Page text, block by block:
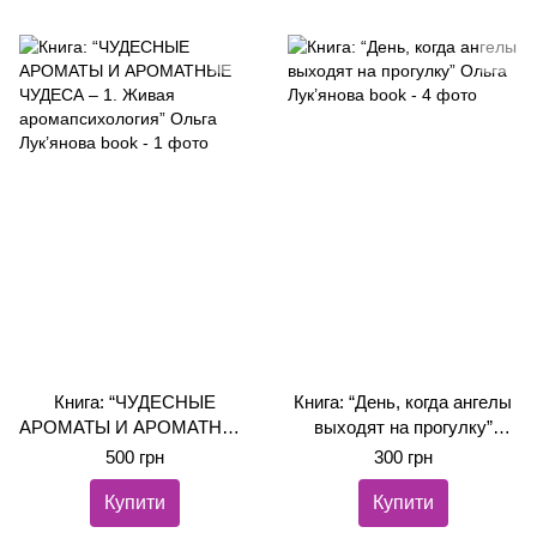
Книга: “ЧУДЕСНЫЕ
АРОМАТЫ И АРОМАТНЫЕ
ЧУДЕСА – 1. Живая
аромапсихология” Ольга
Лук’янова
500 грн
Купити
Книга: “День, когда ангелы
выходят на прогулку”
Ольга Лук’янова
300 грн
Купити